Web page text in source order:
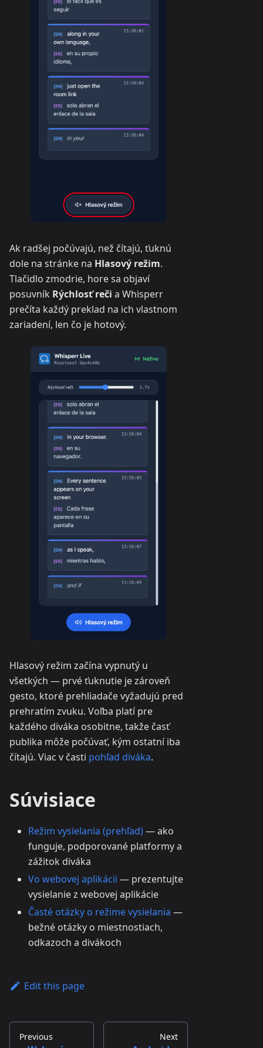
Ak radšej počúvajú, než čítajú, ťuknú
dole na stránke na Hlasový režim.
Tlačidlo zmodrie, hore sa objaví
posuvník Rýchlosť reči a Whisperr
prečíta každý preklad na ich vlastnom
zariadení, len čo je hotový.
Hlasový režim začína vypnutý u
všetkých — prvé ťuknutie je zároveň
gesto, ktoré prehliadače vyžadujú pred
prehratím zvuku. Voľba platí pre
každého diváka osobitne, takže časť
publika môže počúvať, kým ostatní iba
čítajú. Viac v časti pohľad diváka.
Súvisiace
Režim vysielania (prehľad)— ako
funguje, podporované platformy a
zážitok diváka
Vo webovej aplikácii — prezentujte
vysielanie z webovej aplikácie
Časté otázky o režime vysielania —
bežné otázky o miestnostiach,
odkazoch a divákoch
Edit this page
Previous Next